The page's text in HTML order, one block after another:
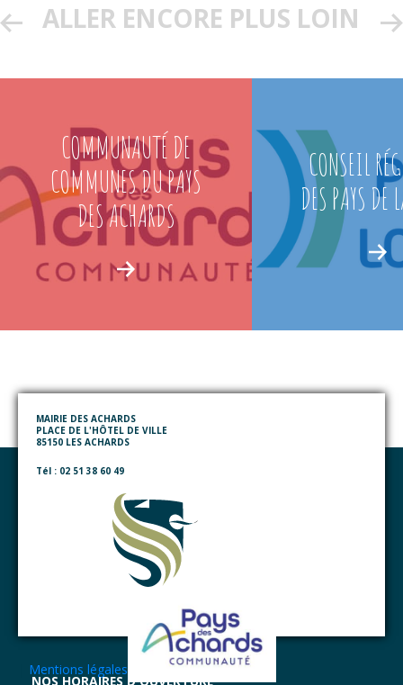
ALLER ENCORE PLUS LOIN
COMMUNAUTÉ DE
COMMUNES DU PAYS
DES ACHARDS
CONSEIL
DES PAYS DE
MAIRIE DES ACHARDS
PLACE DE L'HÔTEL DE VILLE
85150 LES ACHARDS
Tél : 02 51 38 60 49
Mentions légales
NOS HORAIRES D'OUVERTURE